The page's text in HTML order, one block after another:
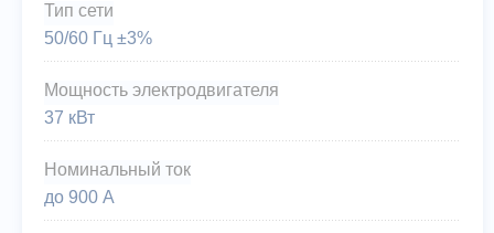
Тип сети
50/60 Гц ±3%
Мощность электродвигателя
37 кВт
Номинальный ток
до 900 А